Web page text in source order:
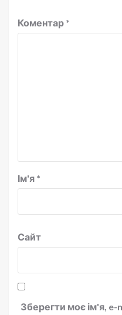
Коментар *
Ім'я *
Сайт
Зберегти моє ім'я, e-